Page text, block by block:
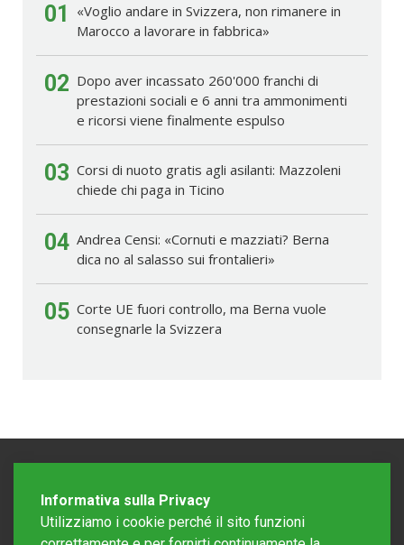
01
«Voglio andare in Svizzera, non rimanere in
Marocco a lavorare in fabbrica»
02 Dopo aver incassato 260'000 franchi di
prestazioni sociali e 6 anni tra ammonimenti
e ricorsi viene finalmente espulso
03 Corsi di nuoto gratis agli asilanti: Mazzoleni
chiede chi paga in Ticino
04 Andrea Censi: «Cornuti e mazziati? Berna
dica no al salasso sui frontalieri»
05 Corte UE fuori controllo, ma Berna vuole
consegnarle la Svizzera
Informativa sulla Privacy
Utilizziamo i cookie perché il sito funzioni